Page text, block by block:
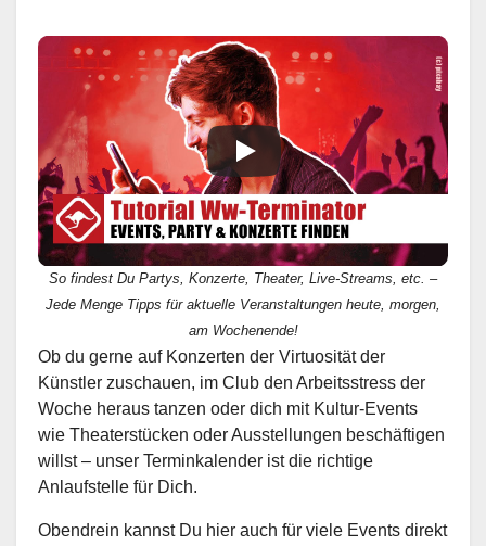
So findest Du Partys, Konzerte, Theater, Live-Streams, etc. –
Jede Menge Tipps für aktuelle Veranstaltungen heute, morgen,
am Wochenende!
Ob du gerne auf Konzerten der Virtuosität der
Künstler zuschauen, im Club den Arbeitsstress der
Woche heraus tanzen oder dich mit Kultur-Events
wie Theaterstücken oder Ausstellungen beschäftigen
willst – unser Terminkalender ist die richtige
Anlaufstelle für Dich.
Obendrein kannst Du hier auch für viele Events direkt